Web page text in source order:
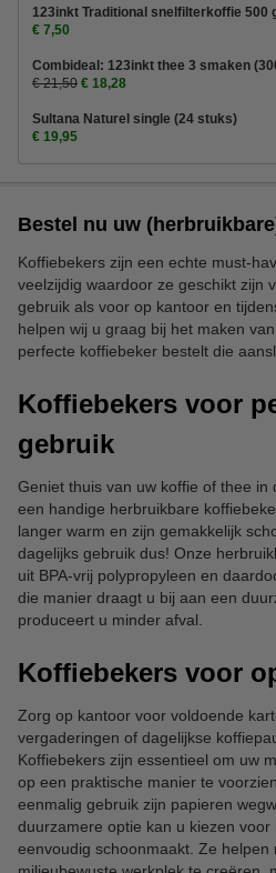
123inkt Traditional snelfilterkoffie 500
€ 7,50
Combideal: 123inkt thee 3 smaken
€ 21,50 € 18,28
Sultana Naturel single (24 stuks)
€ 19,95
Bestel nu uw
Koffiebekers zijn een echte must-
veelzijdig waardoor ze geschikt zijn
gebruik als voor op kantoor en
helpen wij u graag bij het maken
perfecte koffiebeker bestelt die
Koffiebekers voor
gebruik
Geniet thuis van uw koffie of thee
een handige herbruikbare
langer warm en zijn gemakkelijk
dagelijks gebruik dus! Onze
uit BPA-vrij polypropyleen en
die manier draagt u bij aan een
produceert u minder afval.
Koffiebekers voor
Zorg op kantoor voor voldoende
vergaderingen of dagelijkse
Koffiebekers zijn essentieel om uw
op een praktische manier te
eenmalig gebruik zijn papieren
duurzamere optie kan u kiezen
eenvoudig schoonmaakt. Ze helpen